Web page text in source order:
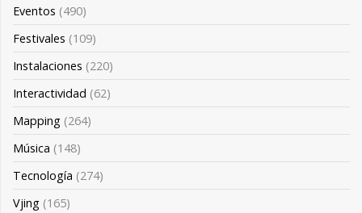
Eventos (490)
Festivales (109)
Instalaciones (220)
Interactividad (62)
Mapping (264)
Música (148)
Tecnología (274)
Vjing (165)